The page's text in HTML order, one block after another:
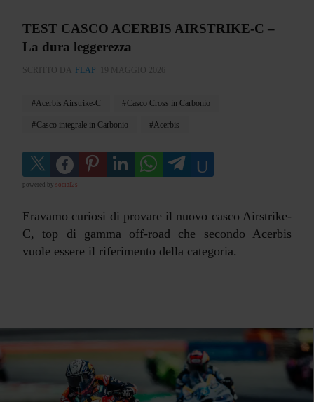
TEST CASCO ACERBIS AIRSTRIKE-C –
La dura leggerezza
SCRITTO DA FLAP 19 MAGGIO 2026
Acerbis Airstrike-C Casco Cross in Carbonio
Casco integrale in Carbonio Acerbis
powered by social2s
Eravamo curiosi di provare il nuovo casco Airstrike-
C, top di gamma off-road che secondo Acerbis
vuole essere il riferimento della categoria.